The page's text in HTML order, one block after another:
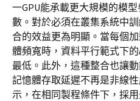
一GPU能承載更大規模的模
數。對於必須在叢集系統中
合的效益更為明顯。當每個
體頻寬時，資料平行範式下
最低。此外，這種整合也讓
記憶體存取延遲不再是非線
示，在相同製程條件下，採